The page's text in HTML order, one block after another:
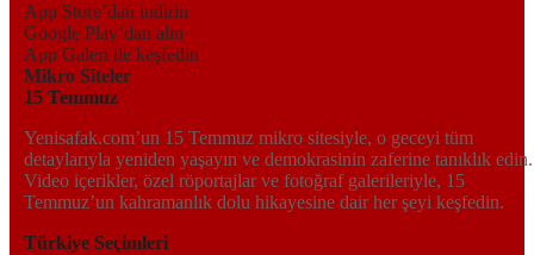
App Store’dan indirin
Google Play’dan alın
App Galeri ile keşfedin
Mikro Siteler
15 Temmuz
Yenisafak.com’un 15 Temmuz mikro sitesiyle, o geceyi tüm
detaylarıyla yeniden yaşayın ve demokrasinin zaferine tanıklık edin.
Video içerikler, özel röportajlar ve fotoğraf galerileriyle, 15
Temmuz’un kahramanlık dolu hikayesine dair her şeyi keşfedin.
Türkiye Seçimleri